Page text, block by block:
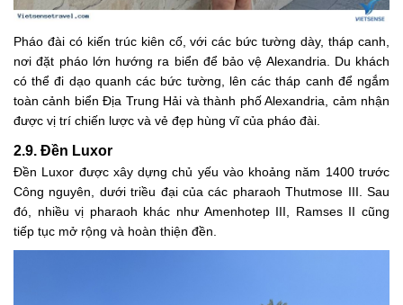
Pháo đài có kiến trúc kiên cố, với các bức tường dày, tháp canh,
nơi đặt pháo lớn hướng ra biển để bảo vệ Alexandria. Du khách
có thể đi dạo quanh các bức tường, lên các tháp canh để ngắm
toàn cảnh biển Địa Trung Hải và thành phố Alexandria, cảm nhận
được vị trí chiến lược và vẻ đẹp hùng vĩ của pháo đài.
2.9. Đền Luxor
Đền Luxor được xây dựng chủ yếu vào khoảng năm 1400 trước
Công nguyên, dưới triều đại của các pharaoh Thutmose III. Sau
đó, nhiều vị pharaoh khác như Amenhotep III, Ramses II cũng
tiếp tục mở rộng và hoàn thiện đền.